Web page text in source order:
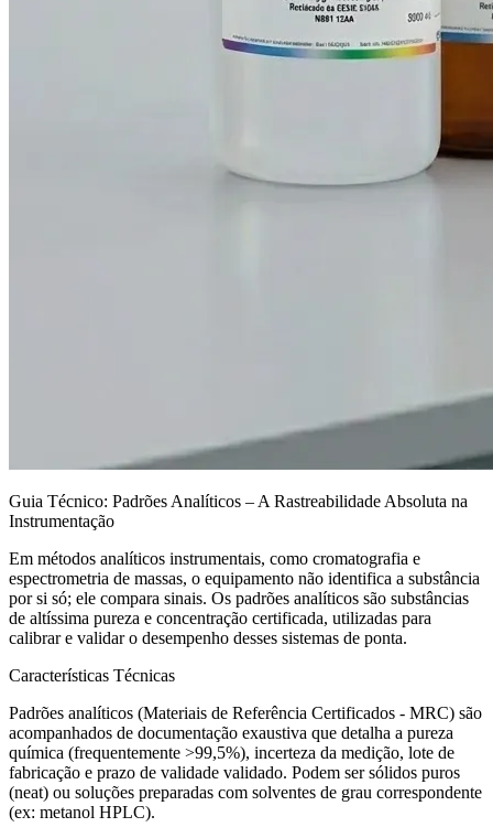
Guia Técnico: Padrões Analíticos – A Rastreabilidade Absoluta na
Instrumentação
Em métodos analíticos instrumentais, como cromatografia e
espectrometria de massas, o equipamento não identifica a substância
por si só; ele compara sinais. Os padrões analíticos são substâncias
de altíssima pureza e concentração certificada, utilizadas para
calibrar e validar o desempenho desses sistemas de ponta.
Características Técnicas
Padrões analíticos (Materiais de Referência Certificados - MRC) são
acompanhados de documentação exaustiva que detalha a pureza
química (frequentemente >99,5%), incerteza da medição, lote de
fabricação e prazo de validade validado. Podem ser sólidos puros
(neat) ou soluções preparadas com solventes de grau correspondente
(ex: metanol HPLC).